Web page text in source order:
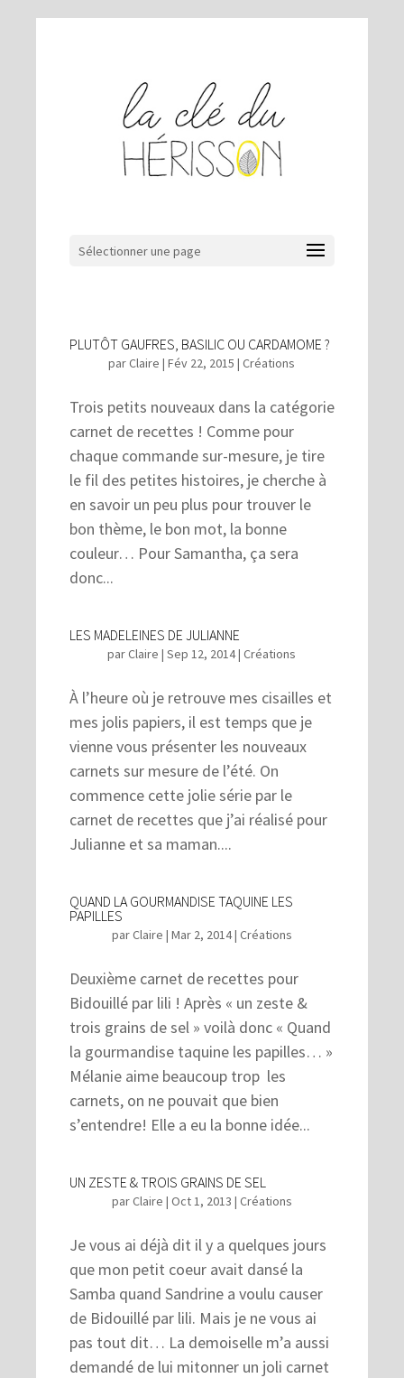
Sélectionner une page
PLUTÔT GAUFRES, BASILIC OU CARDAMOME ?
parClaire |Fév 22, 2015 |Créations
Trois petits nouveaux dans la catégorie
carnet de recettes ! Comme pour
chaque commande sur-mesure, je tire
le fil des petites histoires, je cherche à
en savoir un peu plus pour trouver le
bon thème, le bon mot, la bonne
couleur… Pour Samantha, ça sera
donc...
LES MADELEINES DE JULIANNE
parClaire |Sep 12, 2014|Créations
À l’heure où je retrouve mes cisailles et
mes jolis papiers, il est temps que je
vienne vous présenter les nouveaux
carnets sur mesure de l’été. On
commence cette jolie série par le
carnet de recettes que j’ai réalisé pour
Julianne et sa maman....
QUAND LA GOURMANDISE TAQUINE LES
PAPILLES
parClaire | Mar 2, 2014| Créations
Deuxième carnet de recettes pour
Bidouillé par lili ! Après « un zeste &
trois grains de sel » voilà donc « Quand
la gourmandise taquine les papilles… »
Mélanie aime beaucoup trop les
carnets, on ne pouvait que bien
s’entendre! Elle a eu la bonne idée...
UN ZESTE & TROIS GRAINS DE SEL
parClaire | Oct 1, 2013 | Créations
Je vous ai déjà dit il y a quelques jours
que mon petit coeur avait dansé la
Samba quand Sandrine a voulu causer
de Bidouillé par lili. Mais je ne vous ai
pas tout dit… La demoiselle m’a aussi
demandé de lui mitonner un joli carnet